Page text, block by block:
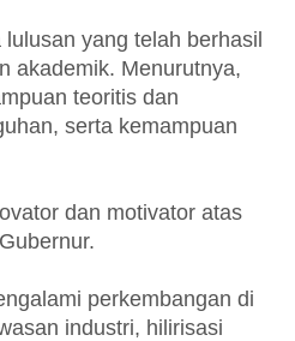
yang telah berhasil
akademik. Menurutnya,
teoritis dan
serta kemampuan
dan motivator atas
perkembangan di
industri, hilirisasi